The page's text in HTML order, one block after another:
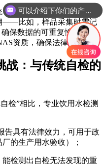
LIMS）对样品采集、前处
——比如，样品采集时需记
保数据的可重复性；报告
资质，确保法律效力。
战：与传统自检的
检”相比，专业饮用水检测
告具有法律效力，可用于政
的生产用水验收）；
能检测出自检无法发现的重
可以介绍下你们的产品么
你们是怎么收费的呢